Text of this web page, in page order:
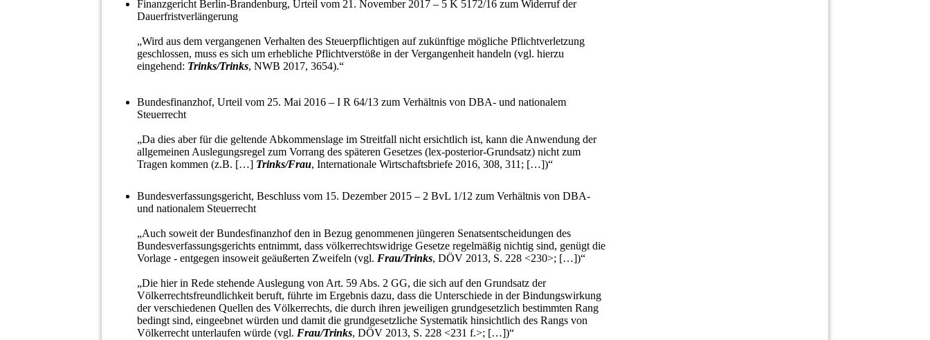
Finanzgericht Berlin-Brandenburg, Urteil vom 21. November 2017 – 5 K 5172/16 zum Widerruf der
Dauerfristverlängerung
„Wird aus dem vergangenen Verhalten des Steuerpflichtigen auf zukünftige mögliche Pflichtverletzung
geschlossen, muss es sich um erhebliche Pflichtverstöße in der Vergangenheit handeln (vgl. hierzu
eingehend: Trinks/Trinks, NWB 2017, 3654).“
Bundesfinanzhof, Urteil vom 25. Mai 2016 – I R 64/13 zum Verhältnis von DBA- und nationalem
Steuerrecht
„Da dies aber für die geltende Abkommenslage im Streitfall nicht ersichtlich ist, kann die Anwendung der
allgemeinen Auslegungsregel zum Vorrang des späteren Gesetzes (lex-posterior-Grundsatz) nicht zum
Tragen kommen (z.B. […] Trinks/Frau, Internationale Wirtschaftsbriefe 2016, 308, 311; […])“
Bundesverfassungsgericht, Beschluss vom 15. Dezember 2015 – 2 BvL 1/12 zum Verhältnis von DBA-
und nationalem Steuerrecht
„Auch soweit der Bundesfinanzhof den in Bezug genommenen jüngeren Senatsentscheidungen des
Bundesverfassungsgerichts entnimmt, dass völkerrechtswidrige Gesetze regelmäßig nichtig sind, genügt die
Vorlage - entgegen insoweit geäußerten Zweifeln (vgl. Frau/Trinks, DÖV 2013, S. 228 <230>; […])“
„Die hier in Rede stehende Auslegung von Art. 59 Abs. 2 GG, die sich auf den Grundsatz der
Völkerrechtsfreundlichkeit beruft, führte im Ergebnis dazu, dass die Unterschiede in der Bindungswirkung
der verschiedenen Quellen des Völkerrechts, die durch ihren jeweiligen grundgesetzlich bestimmten Rang
bedingt sind, eingeebnet würden und damit die grundgesetzliche Systematik hinsichtlich des Rangs von
Völkerrecht unterlaufen würde (vgl. Frau/Trinks, DÖV 2013, S. 228 <231 f.>; […])“